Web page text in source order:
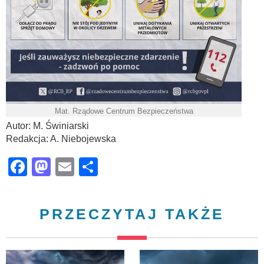
Mat. Rządowe Centrum Bezpieczeństwa
Autor: M. Świniarski
Redakcja: A. Niebojewska
Facebook
Mastodon
Email
PRZECZYTAJ TAKŻE